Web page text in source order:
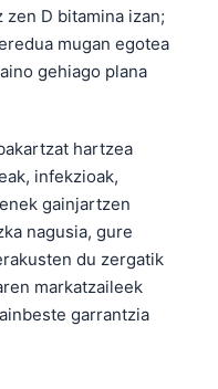
zen D bitamina izan;
mugan egotea
gehiago plana
hartzea
infekzioak,
gainjartzen
nagusia, gure
du zergatik
markatzaileek
garrantzia